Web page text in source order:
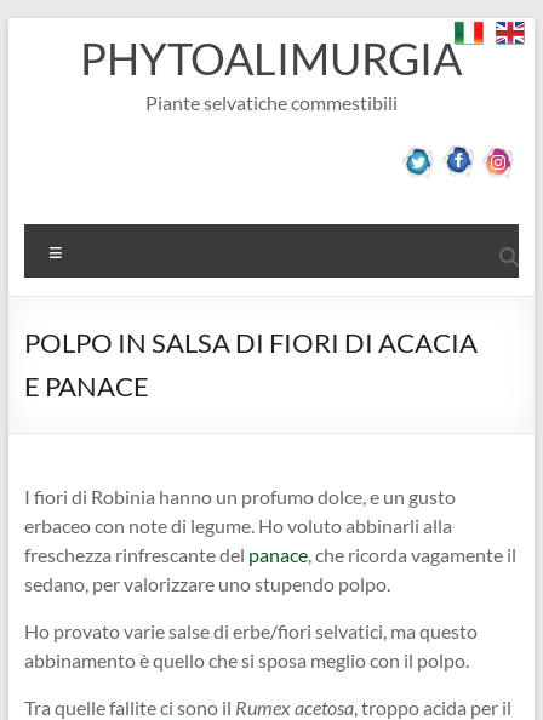
contenutoPHYTOALIMURGIA
Piante selvatiche commestibili
POLPO IN SALSA DI FIORI DI ACACIA
E PANACE
I fiori di Robinia hanno un profumo dolce, e un gusto
erbaceo con note di legume. Ho voluto abbinarli alla
freschezza rinfrescante del panace, che ricorda vagamente il
sedano, per valorizzare uno stupendo polpo.
Ho provato varie salse di erbe/fiori selvatici, ma questo
abbinamento è quello che si sposa meglio con il polpo.
Tra quelle fallite ci sono il Rumex acetosa, troppo acida per il